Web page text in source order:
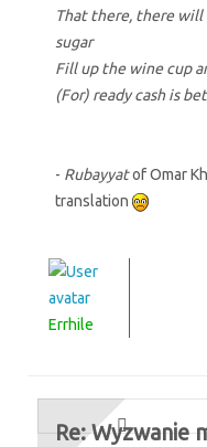
That there, there will
sugar
Fill up the wine cup
(For) ready cash is
- Rubayyatof Omar
translation
Errhile
Re: Wyzwanie